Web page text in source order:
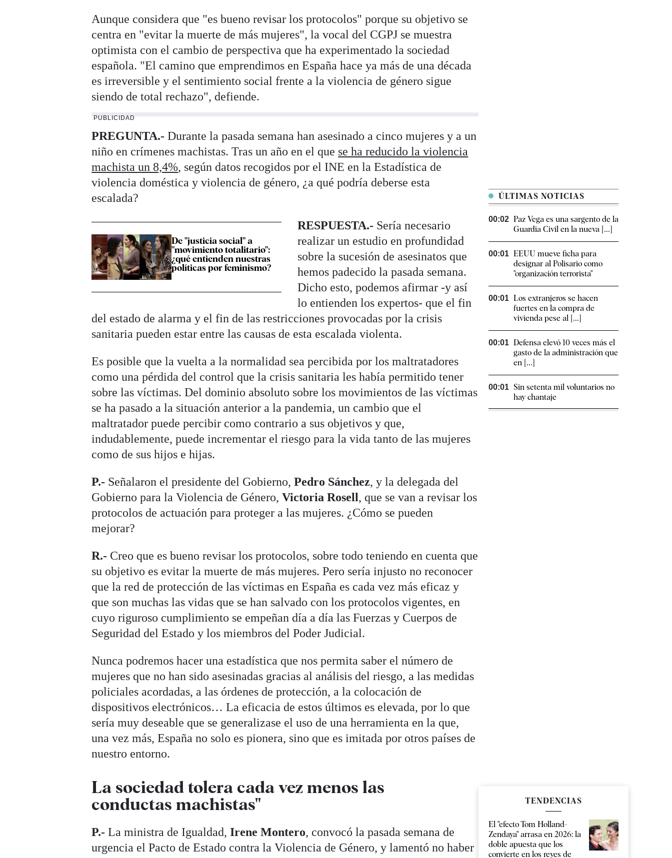
Aunque considera que "es bueno revisar los protocolos" porque su objetivo se
centra en "evitar la muerte de más mujeres", la vocal del CGPJ se muestra
optimista con el cambio de perspectiva que ha experimentado la sociedad
española. "El camino que emprendimos en España hace ya más de una década
es irreversible y el sentimiento social frente a la violencia de género sigue
siendo de total rechazo", defiende.
PUBLICIDAD
PREGUNTA.-Durante la pasada semana han asesinado a cinco mujeres y a un
niño en crímenes machistas. Tras un año en el que se ha reducido la violencia
machista un 8,4%, según datos recogidos por el INE en la Estadística de
violencia doméstica y violencia de género, ¿a qué podría deberse esta
escalada?
De "justicia social" a
"movimiento totalitario":
¿qué entienden nuestras
políticas por feminismo?
RESPUESTA.- Sería necesario
realizar un estudio en profundidad
sobre la sucesión de asesinatos que
hemos padecido la pasada semana.
Dicho esto, podemos afirmar -y así
lo entienden los expertos- que el fin
del estado de alarma y el fin de las restricciones provocadas por la crisis
sanitaria pueden estar entre las causas de esta escalada violenta.
Es posible que la vuelta a la normalidad sea percibida por los maltratadores
como una pérdida del control que la crisis sanitaria les había permitido tener
sobre las víctimas. Del dominio absoluto sobre los movimientos de las víctimas
se ha pasado a la situación anterior a la pandemia, un cambio que el
maltratador puede percibir como contrario a sus objetivos y que,
indudablemente, puede incrementar el riesgo para la vida tanto de las mujeres
como de sus hijos e hijas.
P.- Señalaron el presidente del Gobierno,Pedro Sánchez, y la delegada del
Gobierno para la Violencia de Género,Victoria Rosell, que se van a revisar los
protocolos de actuación para proteger a las mujeres. ¿Cómo se pueden
mejorar?
R.- Creo que es bueno revisar los protocolos, sobre todo teniendo en cuenta que
su objetivo es evitar la muerte de más mujeres. Pero sería injusto no reconocer
que la red de protección de las víctimas en España es cada vez más eficaz y
que son muchas las vidas que se han salvado con los protocolos vigentes, en
cuyo riguroso cumplimiento se empeñan día a día las Fuerzas y Cuerpos de
Seguridad del Estado y los miembros del Poder Judicial.
Nunca podremos hacer una estadística que nos permita saber el número de
mujeres que no han sido asesinadas gracias al análisis del riesgo, a las medidas
policiales acordadas, a las órdenes de protección, a la colocación de
dispositivos electrónicos… La eficacia de estos últimos es elevada, por lo que
sería muy deseable que se generalizase el uso de una herramienta en la que,
una vez más, España no solo es pionera, sino que es imitada por otros países de
nuestro entorno.
La sociedad tolera cada vez menos las
conductas machistas"
P.-La ministra de Igualdad,Irene Montero, convocó la pasada semana de
urgencia el Pacto de Estado contra la Violencia de Género, y lamentó no haber
ÚLTIMAS NOTICIAS
00:02 Paz Vega es una sargento de la
Guardia Civil en la nueva [...]
00:01 EEUU mueve ficha para
designar al Polisario como
"organización terrorista"
00:01 Los extranjeros se hacen
fuertes en la compra de
vivienda pese al [...]
00:01 Defensa elevó 10 veces más el
gasto de la administración que
en [...]
00:01 Sin setenta mil voluntarios no
hay chantaje
TENDENCIAS
El "efecto Tom Holland-
Zendaya" arrasa en 2026: la
doble apuesta que los
convierte en los reyes de